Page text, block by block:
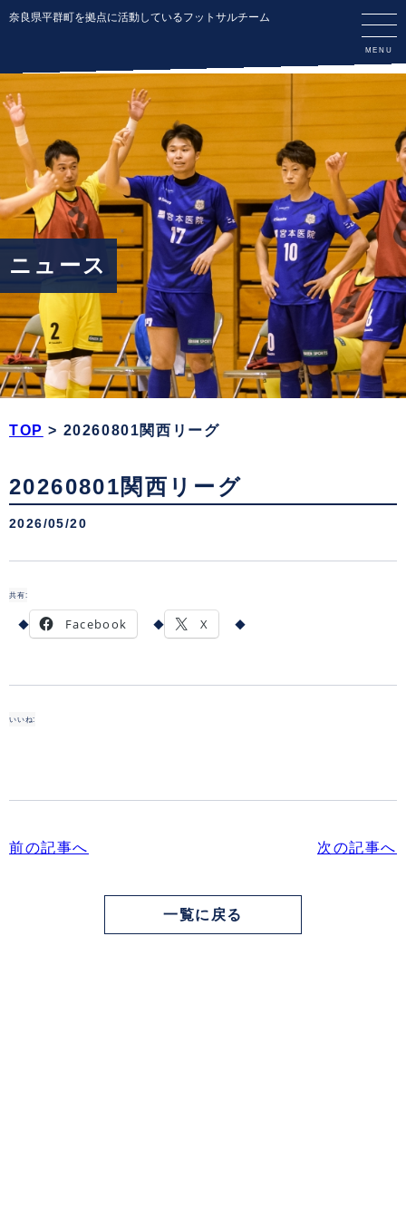
奈良県平群町を拠点に活動しているフットサルチーム
ニュース
TOP > 20260801関西リーグ
20260801関西リーグ
2026/05/20
共有:
Facebook X
いいね:
前の記事へ 次の記事へ
一覧に戻る